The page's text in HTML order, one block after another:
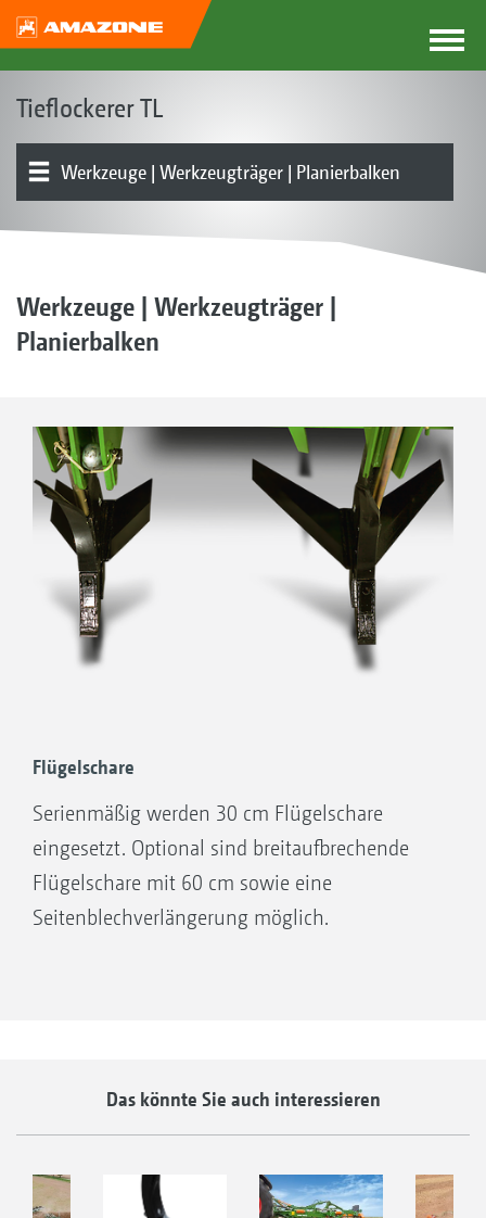
Tieflockerer TL
Werkzeuge | Werkzeugträger | Planierbalken
Werkzeuge | Werkzeugträger |
Planierbalken
Flügelschare
Serienmäßig werden 30 cm Flügelschare
eingesetzt. Optional sind breitaufbrechende
Flügelschare mit 60 cm sowie eine
Seitenblechverlängerung möglich.
Das könnte Sie auch interessieren